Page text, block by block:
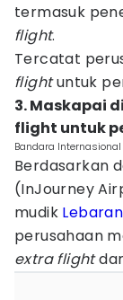
termasuk
flight.
Tercatat
flightuntuk
3. Maskapai
flight untuk
Bandara
Berdasarkan
(InJourney
mudik
perusahaan
extra flight